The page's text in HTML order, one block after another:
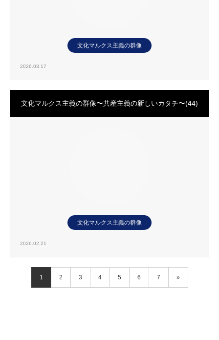
文化マルクス主義の群像
2026.03.17
文化マルクス主義の群像〜共産主義の新しいカタチ〜(44)
文化マルクス主義の群像
2026.02.21
1 2 3 4 5 6 7 »